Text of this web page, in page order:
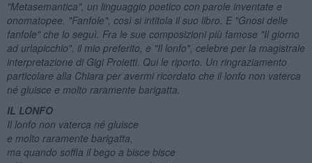
"Metasemantica", un linguaggio poetico con parole inventate e
onomatopee. "Fanfole", così si intitola il suo libro. E "Gnosi delle
fanfole" che lo seguì. Fra le sue composizioni più famose "Il giorno
ad urlapicchio", il mio preferito, e "Il lonfo", celebre per la magistrale
interpretazione di Gigi Proietti. Qui le riporto. Un ringraziamento
particolare alla Chiara per avermi ricordato che il lonfo non vaterca
né gluisce e molto raramente barigatta.
IL LONFO
Il lonfo non vaterca né gluisce
e molto raramente barigatta,
ma quando soffia il bego a bisce bisce